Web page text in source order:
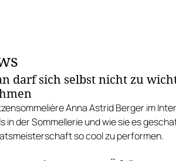
darf sich selbst nicht zu
Anna Astrid Berger im
in der Sommellerie und wie sie es
so cool zu performen.